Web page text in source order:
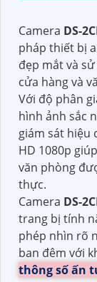
Camera DS-
pháp thiết bị
đẹp mắt và
cửa hàng và
Với độ phân
hình ảnh sắc
giám sát hiệu
HD 1080p
văn phòng
thực.
Camera DS-
trang bị tính
phép nhìn rõ
ban đêm với
thông số ấn